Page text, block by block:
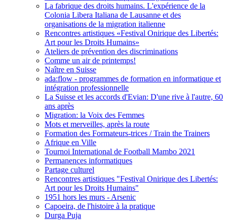
La fabrique des droits humains. L'expérience de la
Colonia Libera Italiana de Lausanne et des
organisations de la migration italienne
Rencontres artistiques «Festival Onirique des Libertés:
Art pour les Droits Humains»
Ateliers de prévention des discriminations
Comme un air de printemps!
Naître en Suisse
ada:flow - programmes de formation en informatique et
intégration professionnelle
La Suisse et les accords d'Evian: D'une rive à l'autre, 60
ans après
Migration: la Voix des Femmes
Mots et merveilles, après la route
Formation des Formateurs-trices / Train the Trainers
Afrique en Ville
Tournoi International de Football Mambo 2021
Permanences informatiques
Partage culturel
Rencontres artistiques "Festival Onirique des Libertés:
Art pour les Droits Humains"
1951 hors les murs - Arsenic
Capoeira, de l'histoire à la pratique
Durga Puja